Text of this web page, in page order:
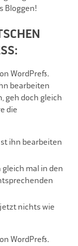
Bloggen!
WordPress.
bearbeiten
geh doch gleich
die
ihn bearbeiten
gleich mal in den
nichts wie
WordPress.